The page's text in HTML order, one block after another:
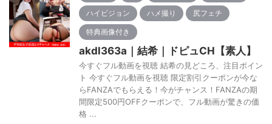
ハイビジョン ハメ撮り 尻フェチ
特典画像付き
akdl363a｜結希｜ドピュCH【素人】
今すぐフル動画を視聴 結希の見どころ、注目ポイン
ト 今すぐフル動画を視聴 限定割引クーポンが今な
らFANZAでもらえる！今がチャンス！FANZAの期
間限定500円OFFクーポンで、フル動画が驚きの価
格 ...